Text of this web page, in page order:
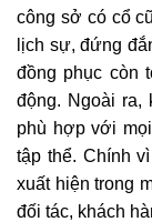
công sở có cổ
lịch sự, đứng
đồng phục còn
động. Ngoài ra,
phù hợp với
tập thể. Chính
xuất hiện trong
đối tác, khách